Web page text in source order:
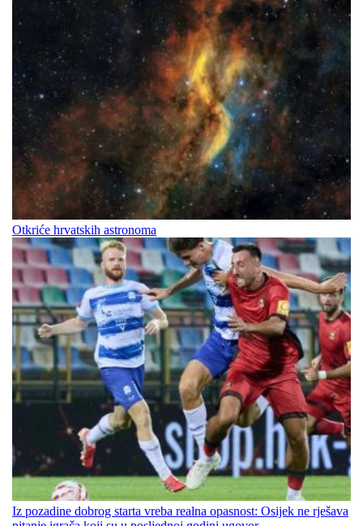
Otkriće hrvatskih astronoma
Iz pozadine dobrog starta vreba realna opasnost: Osijek ne rješava